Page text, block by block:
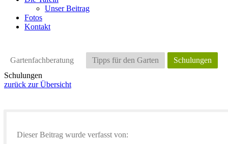
Unser Beitrag
Fotos
Kontakt
Gartenfachberatung Tipps für den Garten
Schulungen
Schulungen
zurück zur Übersicht
Dieser Beitrag wurde verfasst von: